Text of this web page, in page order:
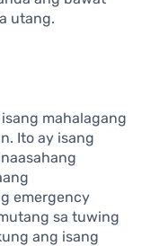
utang.
mahalagang
Ito ay isang
emergency
sa tuwing
ang isang